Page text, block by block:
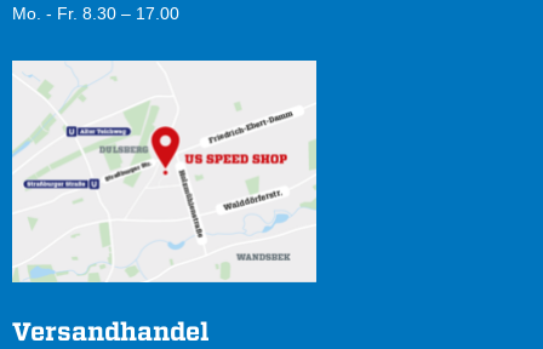
Mo. - Fr. 8.30 – 17.00
Versandhandel